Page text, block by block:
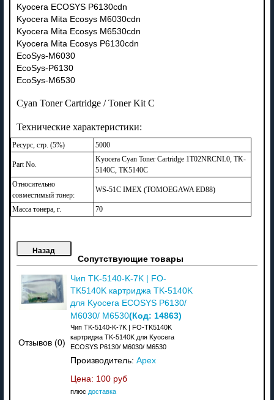
Kyocera ECOSYS P6130cdn
Kyocera Mita Ecosys M6030cdn
Kyocera Mita Ecosys M6530cdn
Kyocera Mita Ecosys P6130cdn
EcoSys-M6030
EcoSys-P6130
EcoSys-M6530
Cyan Toner Cartridge / Toner Kit C
Технические характеристики:
Ресурс, стр. (5%) 5000
Part No.
Kyocera Cyan Toner Cartridge 1T02NRCNL0, TK-
5140C, TK5140C
Относительно
совместимый тонер:
WS-51C IMEX (TOMOEGAWA ED88)
Масса тонера, г. 70
Сопутствующие товары
Отзывов (0)
Чип TK-5140-K-7K | FO-
TK5140K картриджа TK-5140K
для Kyocera ECOSYS P6130/
M6030/ M6530(Код: 14863)
Чип TK-5140-K-7K | FO-TK5140K
картриджа TK-5140K для Kyocera
ECOSYS P6130/ M6030/ M6530
Производитель: Apex
Цена: 100 руб
плюс доставка